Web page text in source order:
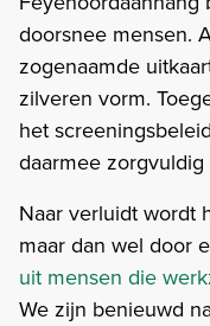
doorsnee mensen.
zogenaamde
zilveren vorm.
het
daarmee
Naar verluidt wordt
maar dan wel door
uit mensen die
We zijn benieuwd